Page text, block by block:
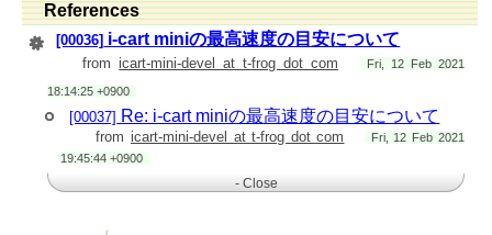
References
[00036] i-cart miniの最高速度の目安について
fromicart-mini-devel at t-frog dot com Fri, 12 Feb 2021
18:14:25 +0900
[00037] Re: i-cart miniの最高速度の目安について
from icart-mini-devel at t-frog dot com
Fri, 12 Feb 2021
19:45:44 +0900
- Close